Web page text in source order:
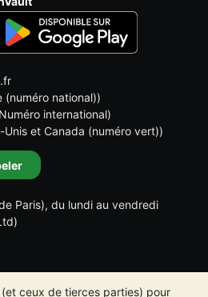
ceux de tierces parties) pour
national))
international)
Unis et Canada (numéro vert))
Paris), du lundi au vendredi